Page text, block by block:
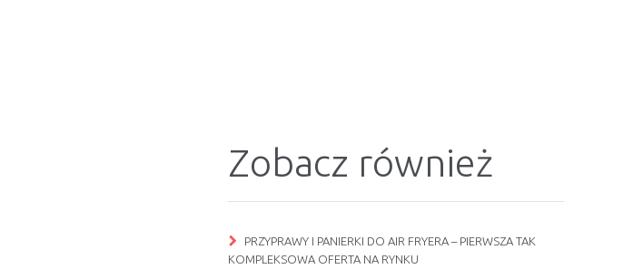
Zobacz również
PRZYPRAWY I PANIERKI DO AIR FRYERA – PIERWSZA TAK
KOMPLEKSOWA OFERTA NA RYNKU